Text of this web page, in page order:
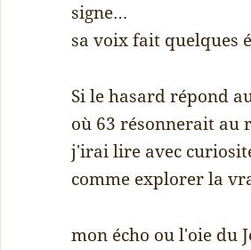
signe…
sa voix fait quelques
Si le hasard répond
où 63 résonnerait au
j'irai lire avec
comme explorer la
mon écho ou l'oie du